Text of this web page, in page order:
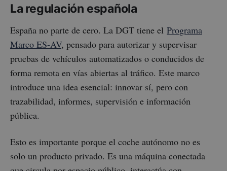
La regulación española
España no parte de cero. La DGT tiene el Programa
Marco ES-AV, pensado para autorizar y supervisar
pruebas de vehículos automatizados o conducidos de
forma remota en vías abiertas al tráfico. Este marco
introduce una idea esencial: innovar sí, pero con
trazabilidad, informes, supervisión e información
pública.
Esto es importante porque el coche autónomo no es
solo un producto privado. Es una máquina conectada